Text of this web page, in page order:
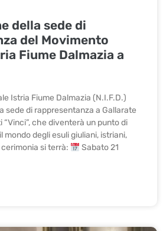
della sede di
del Movimento
Fiume Dalmazia a
Istria Fiume Dalmazia (N.I.F.D.)
sede di rappresentanza a Gallarate
“Vinci”, che diventerà un punto di
degli esuli giuliani, istriani,
si terrà:
Sabato 21